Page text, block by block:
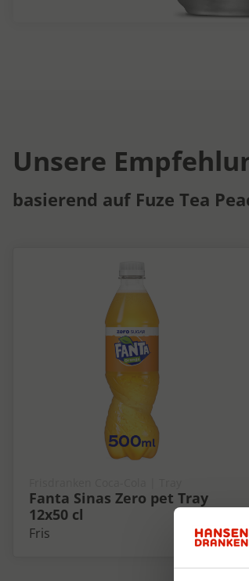
Unsere
basierend auf Fuze Tea
Fanta Sinas Zero pet Tray
12x50 cl
Fris